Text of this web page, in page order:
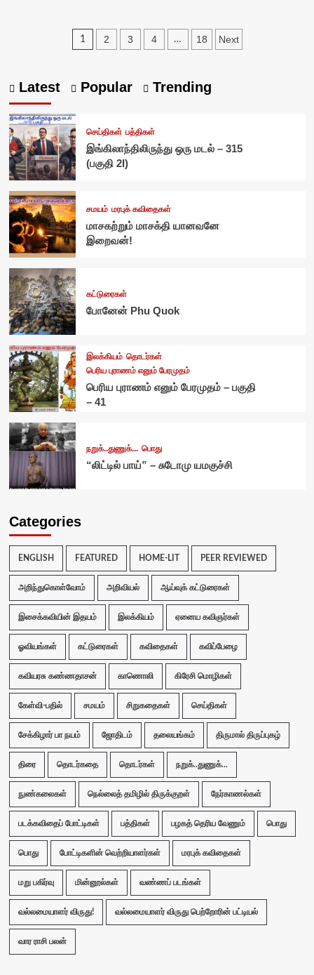
Posts
1 2 3 4 … 18 Next
Latest Popular Trending
செய்திகள் பத்திகள்
இங்கிலாந்திலிருந்து ஒரு மடல் – 315
(பகுதி 2I)
சமயம் மரபுக் கவிதைகள்
மாசகற்றும் மாசக்தி யானவனே
இறைவன்!
கட்டுரைகள்
போனேன் Phu Quok
இலக்கியம் தொடர்கள்
பெரிய புராணம் எனும் பேரமுதம்
பெரிய புராணம் எனும் பேரமுதம் – பகுதி
– 41
நறுக்..துணுக்... பொது
“லிட்டில் பாய்” – சுடோமு யமகுச்சி
Categories
ENGLISH FEATURED HOME-LIT PEER REVIEWED
அறிந்துகொள்வோம் அறிவியல் ஆய்வுக் கட்டுரைகள்
இசைக்கவியின் இதயம் இலக்கியம் ஏனைய கவிஞர்கள்
ஓவியங்கள் கட்டுரைகள் கவிதைகள் கவிப்பேழை
கவியரசு கண்ணதாசன் காணொலி கிரேசி மொழிகள்
கேள்வி-பதில் சமயம் சிறுகதைகள் செய்திகள்
சேக்கிழார் பா நயம் ஜோதிடம் தலையங்கம் திருமால் திருப்புகழ்
திரை தொடர்கதை தொடர்கள் நறுக்..துணுக்...
நுண்கலைகள் நெல்லைத் தமிழில் திருக்குறள் நேர்காணல்கள்
படக்கவிதைப் போட்டிகள் பத்திகள் பழகத் தெரிய வேணும் பொது
பொது போட்டிகளின் வெற்றியாளர்கள் மரபுக் கவிதைகள்
மறு பகிர்வு மின்னூல்கள் வண்ணப் படங்கள்
வல்லமையாளர் விருது! வல்லமையாளர் விருது பெற்றோரின் பட்டியல்
வார ராசி பலன்